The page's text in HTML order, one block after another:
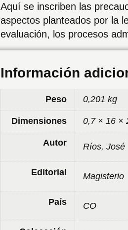
Aquí se inscriben las
aspectos planteados por la
evaluación, los procesos
Información
Peso 0,201 kg
Dimensiones 0,7 × 16 ×
Autor Ríos, José
Editorial Magisterio
País CO